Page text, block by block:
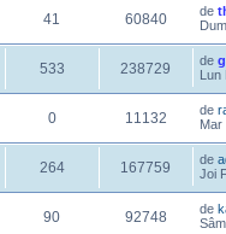
41 60840 de
533 238729 de
Lun
0 11132 de
Mar
264 167759 de
Joi
90 92748 de